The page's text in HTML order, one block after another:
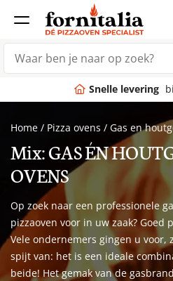
Snelle levering
Home / Pizza ovens / Gas en
Mix: GAS ÉN
OVENS
Op zoek naar een professionele
pizzaoven voor in uw zaak? Goed
Vele ondernemers gingen u voor,
spijt van: het is een ideale
beide! Het gemak van de